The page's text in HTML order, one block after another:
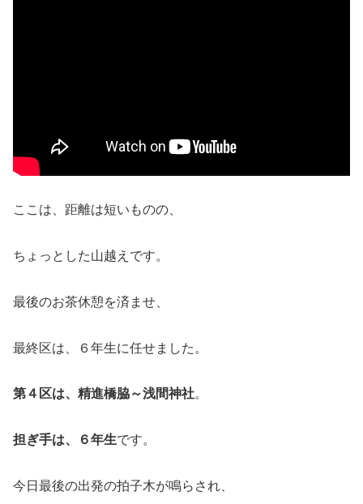
ここは、距離は短いものの、
ちょっとした山越えです。
最後のお茶休憩を済ませ、
最終区は、６年生に任せました。
第４区は、精進橋脇～浅間神社。
担ぎ手は、６年生です。
今日最後の出発の拍子木が鳴らされ、